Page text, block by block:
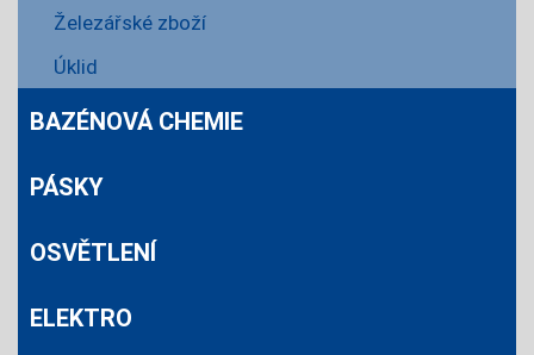
Železářské zboží
Úklid
BAZÉNOVÁ CHEMIE
PÁSKY
OSVĚTLENÍ
ELEKTRO